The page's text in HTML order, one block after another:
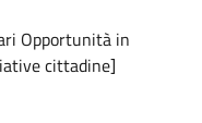
Opportunità in
cittadine]